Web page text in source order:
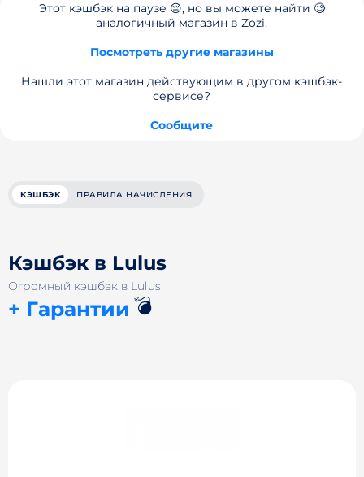
Этот кэшбэк на паузе 😔, но вы можете найти 🧐
аналогичный магазин в Zozi.
Посмотреть другие магазины
Нашли этот магазин действующим в другом кэшбэк-
сервисе?
Сообщите
КЭШБЭК ПРАВИЛА НАЧИСЛЕНИЯ
Кэшбэк в Lulus
Огромный кэшбэк в Lulus
+ Гарантии 💣